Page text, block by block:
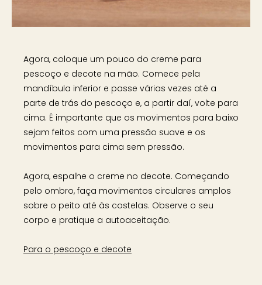
Agora, coloque um pouco do creme para
pescoço e decote na mão. Comece pela
mandíbula inferior e passe várias vezes até a
parte de trás do pescoço e, a partir daí, volte para
cima. É importante que os movimentos para baixo
sejam feitos com uma pressão suave e os
movimentos para cima sem pressão.
Agora, espalhe o creme no decote. Começando
pelo ombro, faça movimentos circulares amplos
sobre o peito até às costelas. Observe o seu
corpo e pratique a autoaceitação.
Para o pescoço e decote